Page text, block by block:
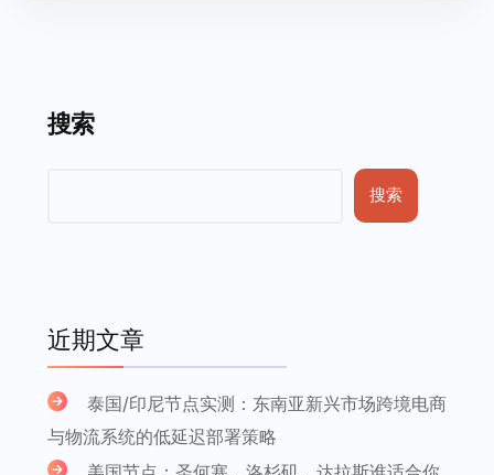
搜索
搜索
近期文章
泰国/印尼节点实测：东南亚新兴市场跨境电商
与物流系统的低延迟部署策略